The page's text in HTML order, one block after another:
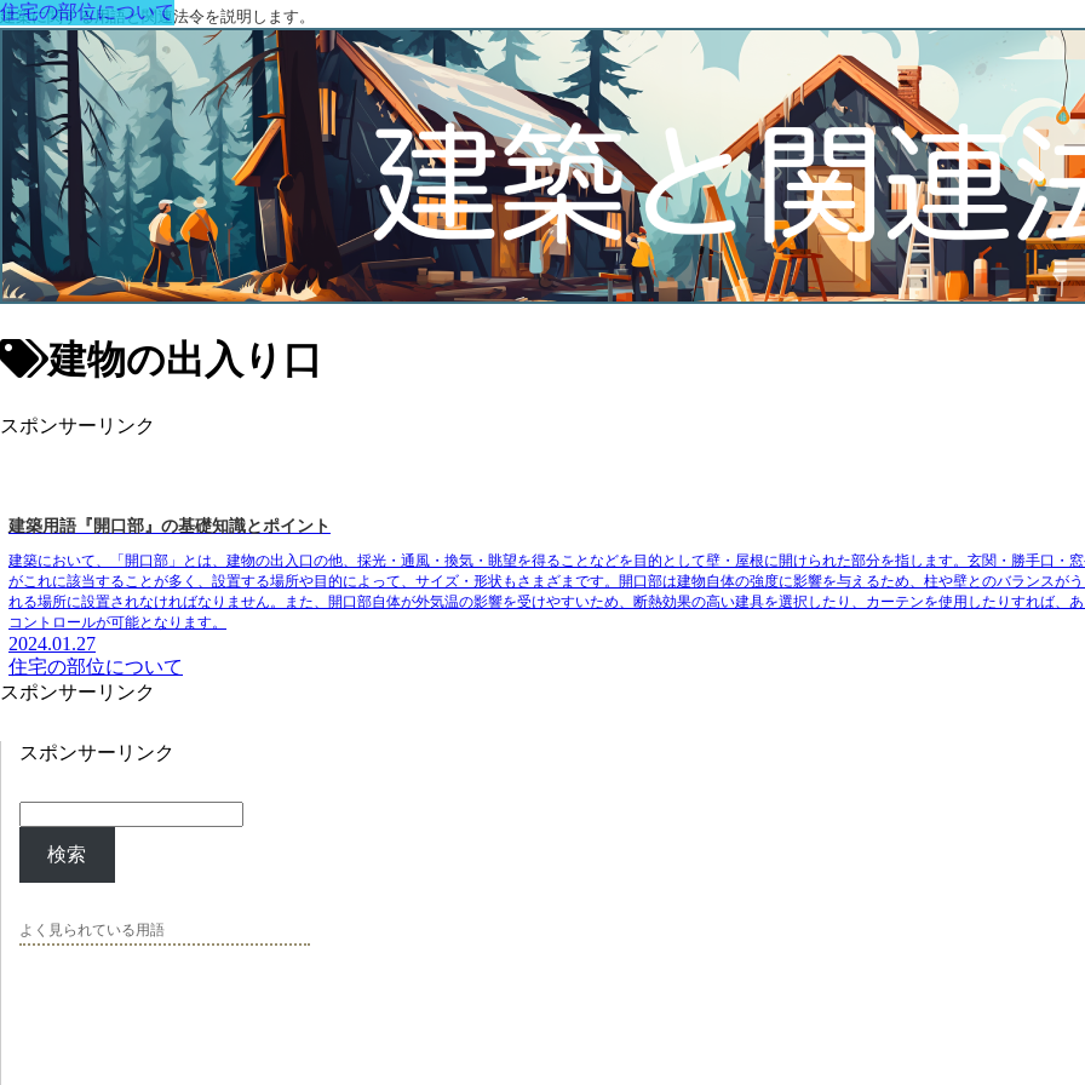
建築に関する用語と関連法令を説明します。
建物の出入り口
スポンサーリンク
住宅の部位について
建築用語『開口部』の基礎知識とポイント
建築において、「開口部」とは、 建物の出入口の他、採光・通風・換気・眺望を得ることなどを目的として壁・屋根に開けられた部分を指します。玄関・勝手口・
がこれに該当することが多く、設置する場所や目的によって、サイズ・形状もさまざまです。開口部は建物自体の強度に影響を与えるため、柱や壁とのバランスが
れる場所に設置されなければなりません。また、開口部自体が外気温の影響を受けやすいため、断熱効果の高い建具を選択したり、カーテンを使用したりすれば、
コントロールが可能となります。
2024.01.27
住宅の部位について
スポンサーリンク
スポンサーリンク
検索
よく見られている用語